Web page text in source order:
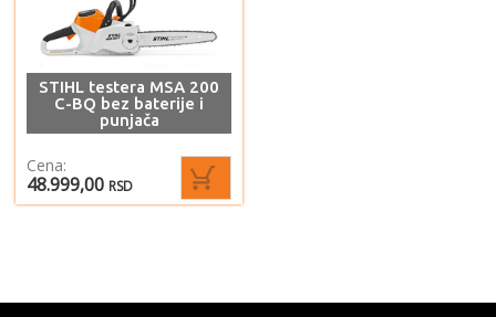
STIHL testera MSA 200
C-BQ bez baterije i
punjača
Cena:
48.999,00 RSD